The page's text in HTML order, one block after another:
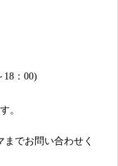
18：00)
。
でお問い合わせく